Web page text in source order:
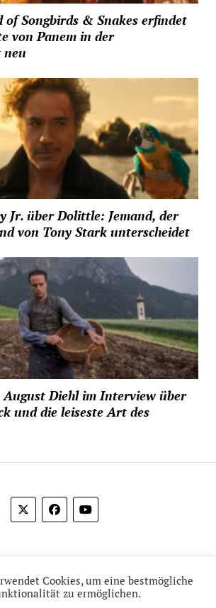
Songbirds & Snakes erfindet
von Panem in der
neu
Jr. über Dolittle: Jemand, der
von Tony Stark unterscheidet
Diehl im Interview über
und die leiseste Art des
Cookies, um eine bestmögliche
zu ermöglichen.